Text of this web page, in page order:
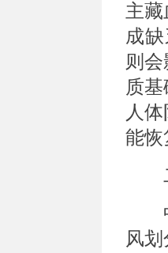
主
成
则
质
人
能恢
二
中
风